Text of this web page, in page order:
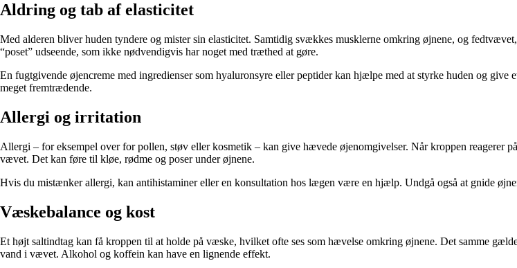
Aldring og tab af elasticitet
Med alderen bliver huden tyndere og mister sin elasticitet. Samtidig svækkes musklerne omkring øjnene, og
“poset” udseende, som ikke nødvendigvis har noget med træthed at gøre.
En fugtgivende øjencreme med ingredienser som hyaluronsyre eller peptider kan hjælpe med at styrke huden og
meget fremtrædende.
Allergi og irritation
Allergi – for eksempel over for pollen, støv eller kosmetik – kan give hævede øjenomgivelser. Når kroppen reagerer
vævet. Det kan føre til kløe, rødme og poser under øjnene.
Hvis du mistænker allergi, kan antihistaminer eller en konsultation hos lægen være en hjælp. Undgå også at gnide
Væskebalance og kost
Et højt saltindtag kan få kroppen til at holde på væske, hvilket ofte ses som hævelse omkring øjnene. Det samme
vand i vævet. Alkohol og koffein kan have en lignende effekt.